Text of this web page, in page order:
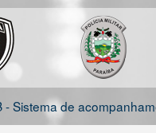
Sistema de